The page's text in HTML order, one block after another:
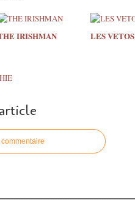
IRISHMAN
LES VETOS